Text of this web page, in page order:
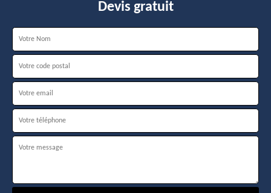
Devis gratuit